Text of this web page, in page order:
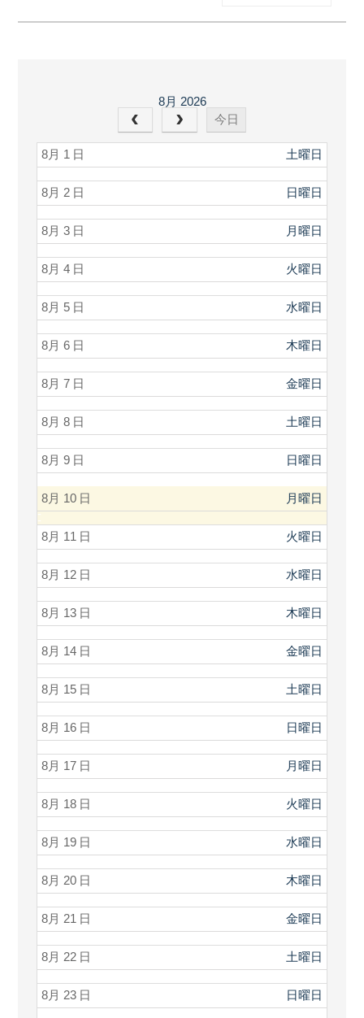
8月 2026
今日
土曜日
8月 1
日曜日
8月 2
月曜日
8月 3
火曜日
8月 4
水曜日
8月 5
木曜日
8月 6
金曜日
8月 7
土曜日
8月 8
日曜日
8月 9
月曜日
8月 10
火曜日
8月 11
水曜日
8月 12
木曜日
8月 13
金曜日
8月 14
土曜日
8月 15
日曜日
8月 16
月曜日
8月 17
火曜日
8月 18
水曜日
8月 19
木曜日
8月 20
金曜日
8月 21
土曜日
8月 22
日曜日
8月 23